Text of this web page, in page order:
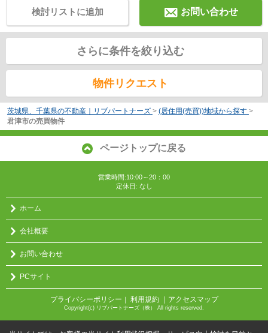
お問い合わせ
検討リストに追加
さらに条件を絞り込む
物件リクエスト
茨城県、千葉県の不動産｜リブパートナーズ > (居住用(売買))地域から探す >
君津市の売買物件
ページトップに戻る
営業時間:10:00～20：00
定休日: なし
ホーム
会社概要
お問い合わせ
PCサイト
プライバシーポリシー ｜ 利用規約 ｜アクセスマップ
Copyright(c) リブパートナーズ（株） All rights reserved.